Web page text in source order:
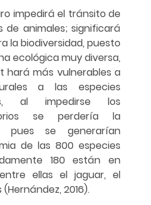
impedirá el tránsito de
de animales; significará
la biodiversidad, puesto
ecológica muy diversa,
más vulnerables a
a las especies
al impedirse los
se perdería la
pues se generarían
de las 800 especies
180 están en
ellas el jaguar, el
2016).